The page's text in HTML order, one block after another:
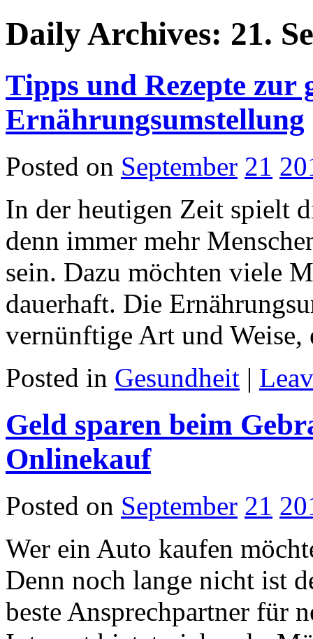
Daily Archives: 21.
Tipps und Rezepte zur
Ernährungsumstellung
Posted on September 21
In der heutigen Zeit spielt
denn immer mehr
sein. Dazu möchten viele
dauerhaft. Die
vernünftige Art und
Posted in Gesundheit |
Geld sparen beim
Onlinekauf
Posted on September 21
Wer ein Auto kaufen
Denn noch lange nicht ist
beste Ansprechpartner für